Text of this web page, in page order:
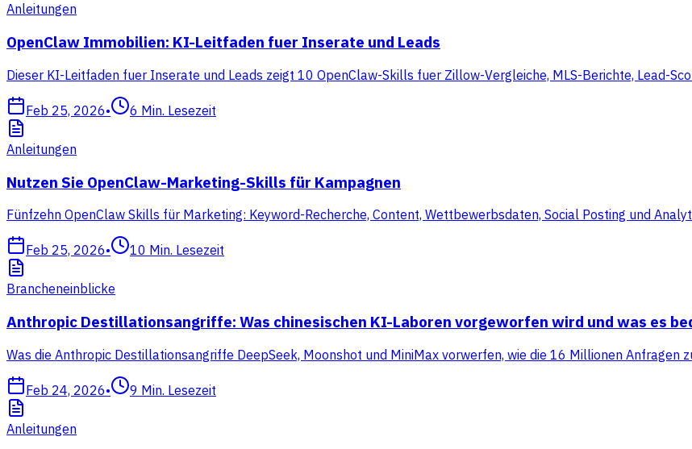
Anleitungen
OpenClaw Immobilien: KI-Leitfaden fuer Inserate und Leads
Dieser KI-Leitfaden fuer Inserate und Leads zeigt 10 OpenClaw-Skills fuer Zillow-Vergleiche, MLS-Berichte, Lead-
Feb 25, 2026• 6 Min. Lesezeit
Anleitungen
Nutzen Sie OpenClaw-Marketing-Skills für Kampagnen
Fünfzehn OpenClaw Skills für Marketing: Keyword-Recherche, Content, Wettbewerbsdaten, Social Posting und
Feb 25, 2026• 10 Min. Lesezeit
Brancheneinblicke
Anthropic Destillationsangriffe: Was chinesischen KI-Laboren vorgeworfen wird und was es
Was die Anthropic Destillationsangriffe DeepSeek, Moonshot und MiniMax vorwerfen, wie die 16 Millionen Anfragen
Feb 24, 2026• 9 Min. Lesezeit
Anleitungen